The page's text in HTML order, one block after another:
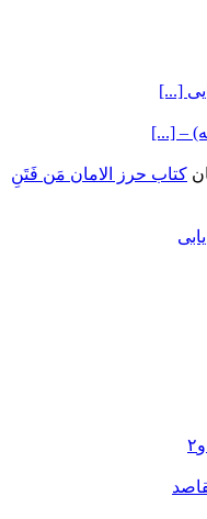
[...]
– [...]
کتاب حرز الامان مَن فَتَنِ